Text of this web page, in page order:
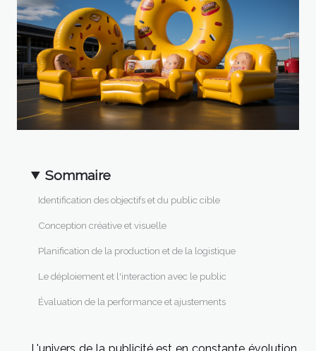
Sommaire
Identification des objectifs et du public cible
Conception créative et visuelle
Planification de la production et de la logistique
Le déploiement et l'interaction avec le public
Évaluation de la performance et ajustements